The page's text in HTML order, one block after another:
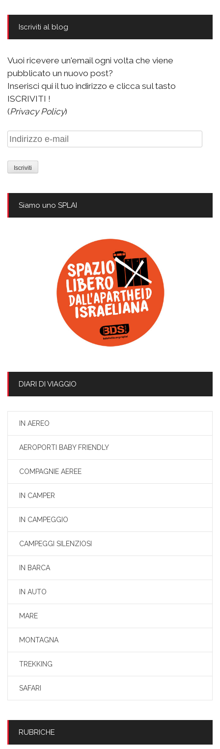
Iscriviti al blog
Vuoi ricevere un'email ogni volta che viene
pubblicato un nuovo post?
Inserisci qui il tuo indirizzo e clicca sul tasto
ISCRIVITI !
(Privacy Policy)
Indirizzo
e-
mail
Siamo uno SPLAI
DIARI DI VIAGGIO
IN AEREO
AEROPORTI BABY FRIENDLY
COMPAGNIE AEREE
IN CAMPER
IN CAMPEGGIO
CAMPEGGI SILENZIOSI
IN BARCA
IN AUTO
MARE
MONTAGNA
TREKKING
SAFARI
RUBRICHE